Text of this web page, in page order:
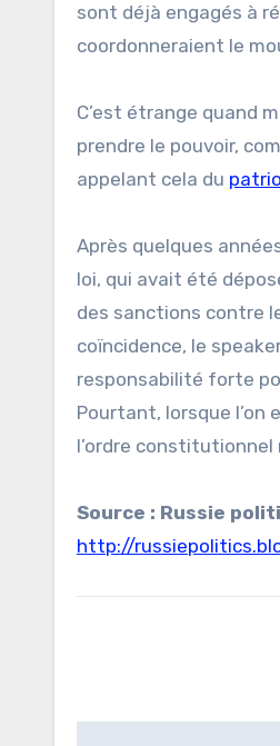
sont déjà engagés à
coordonneraient le
C’est étrange quand
prendre le pouvoir,
appelant cela du
Après quelques
loi, qui avait été
des sanctions contre
coïncidence, le
responsabilité forte
Pourtant, lorsque
l’ordre constitutionnel
Source : Russie
http://